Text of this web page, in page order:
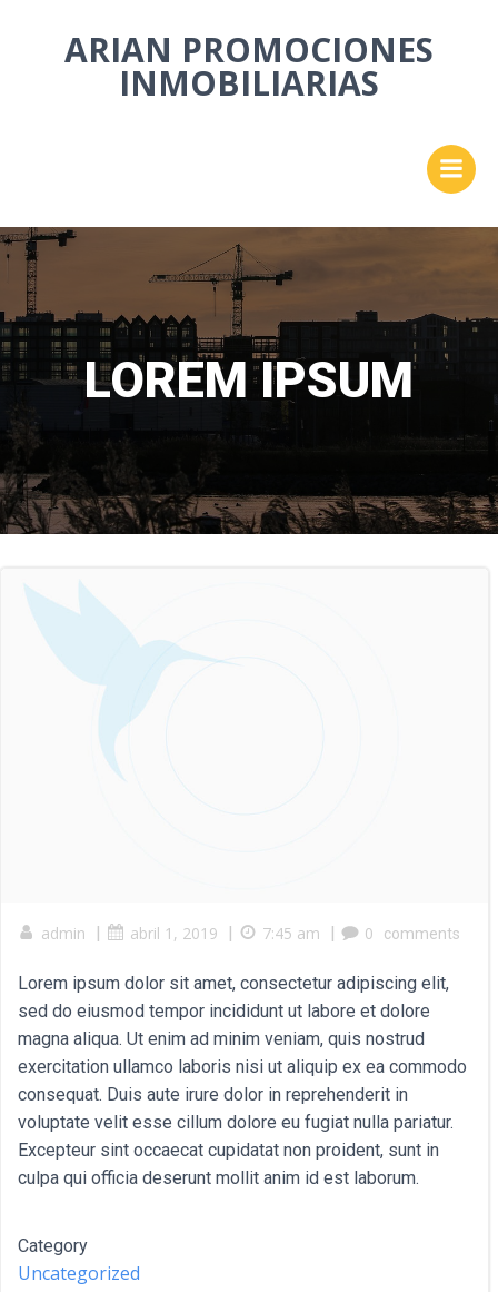
al
contenido
ARIAN PROMOCIONES
INMOBILIARIAS
LOREM IPSUM
admin | abril 1, 2019 | 7:45 am | 0 comments
Lorem ipsum dolor sit amet, consectetur adipiscing elit,
sed do eiusmod tempor incididunt ut labore et dolore
magna aliqua. Ut enim ad minim veniam, quis nostrud
exercitation ullamco laboris nisi ut aliquip ex ea commodo
consequat. Duis aute irure dolor in reprehenderit in
voluptate velit esse cillum dolore eu fugiat nulla pariatur.
Excepteur sint occaecat cupidatat non proident, sunt in
culpa qui officia deserunt mollit anim id est laborum.
Category
Uncategorized